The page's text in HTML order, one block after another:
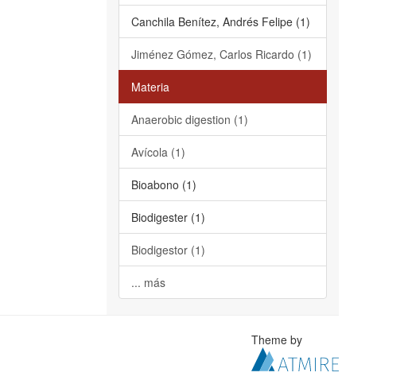
Canchila Benítez, Andrés Felipe (1)
Jiménez Gómez, Carlos Ricardo (1)
Materia
Anaerobic digestion (1)
Avícola (1)
Bioabono (1)
Biodigester (1)
Biodigestor (1)
... más
Theme by